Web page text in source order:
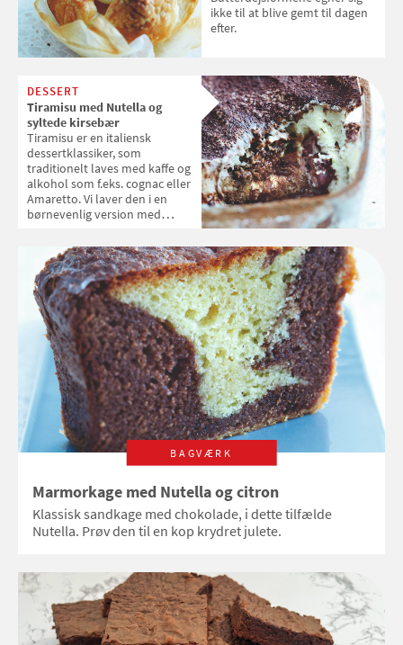
ikke til at blive gemt til dagen
efter.
DESSERT
Tiramisu med Nutella og
syltede kirsebær
Tiramisu er en italiensk
dessertklassiker, som
traditionelt laves med kaffe og
alkohol som f.eks. cognac eller
Amaretto. Vi laver den i en
børnevenlig version med
BAGVÆRK
Marmorkage med Nutella og citron
Klassisk sandkage med chokolade, i dette tilfælde
Nutella. Prøv den til en kop krydret julete.